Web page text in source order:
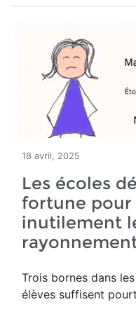
18 avril, 2025
Les écoles
fortune pour
inutilement
Trois bornes dans
élèves suffisent